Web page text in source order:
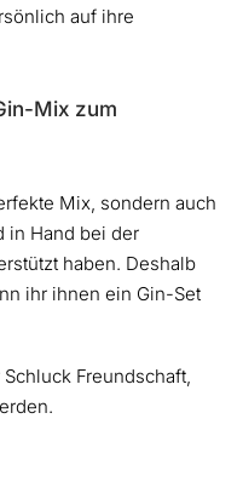
auf ihre
Mix zum
Mix, sondern auch
in Hand bei der
haben. Deshalb
ihr ihnen ein Gin-Set
Freundschaft,